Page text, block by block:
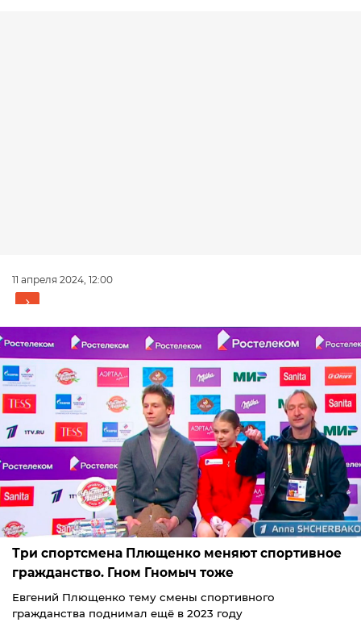
11 апреля 2024, 12:00
Три спортсмена Плющенко меняют спортивное
гражданство. Гном Гномыч тоже
Евгений Плющенко тему смены спортивного
гражданства поднимал ещё в 2023 году